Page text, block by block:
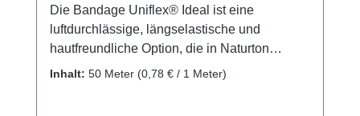
Die Bandage Uniflex® Ideal ist eine
luftdurchlässige, längselastische und
hautfreundliche Option, die in Naturton
erhältlich ist. Sie besteht aus einer
Inhalt: 50 Meter (0,78 € / 1 Meter)